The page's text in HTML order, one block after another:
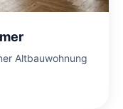
Altbauwohnung